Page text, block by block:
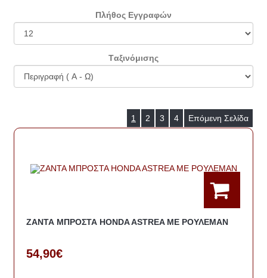
Πλήθος Εγγραφών
Tαξινόμισης
1 2 3 4 Επόμενη Σελίδα
ΖΑΝΤΑ ΜΠΡΟΣΤΑ HONDA ASTREA ΜΕ ΡΟΥΛΕΜΑΝ
54,90€